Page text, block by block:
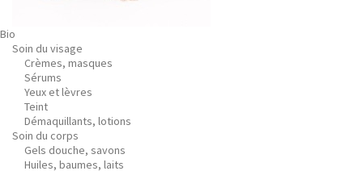
Bio
Soin du visage
Crèmes, masques
Sérums
Yeux et lèvres
Teint
Démaquillants, lotions
Soin du corps
Gels douche, savons
Huiles, baumes, laits